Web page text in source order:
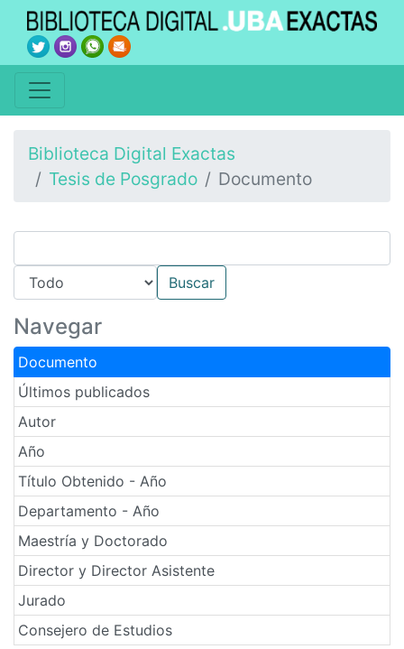
Biblioteca Digital Exactas
Tesis de Posgrado
Documento
Navegar
Documento
Últimos publicados
Autor
Año
Título Obtenido - Año
Departamento - Año
Maestría y Doctorado
Director y Director Asistente
Jurado
Consejero de Estudios